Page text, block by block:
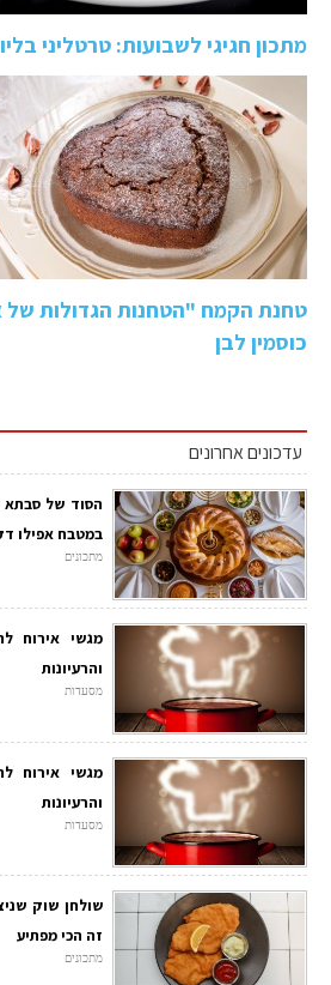
מתכון חגיגי לשבועות: טרטליני
טחנת הקמח "הטחנות הגדולות
כוסמין לבן
עדכונים אחרונים
הסוד של סבתא
במטבח אפילו
מתכונים
מגשי אירוח
והרעיונות
מסעדות
מגשי אירוח
והרעיונות
מסעדות
שולחן שוק
זה הכי מפתיע
מתכונים